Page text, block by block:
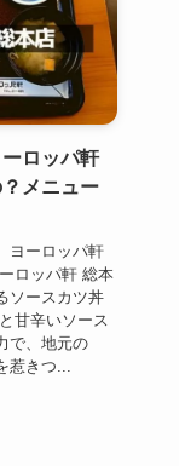
ロッパ軒
メニュー
ヨーロッパ軒
ロッパ軒 総本
ソースカツ丼
甘辛いソース
で、地元の
惹きつ...